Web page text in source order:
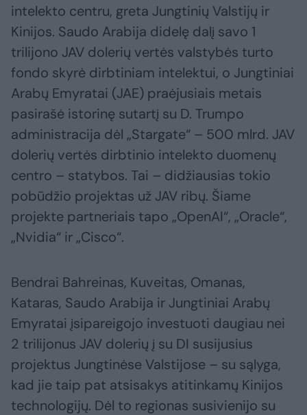
intelekto centru, greta Jungtinių Valstijų ir
Kinijos. Saudo Arabija didelę dalį savo 1
trilijono JAV dolerių vertės valstybės turto
fondo skyrė dirbtiniam intelektui, o Jungtiniai
Arabų Emyratai (JAE) praėjusiais metais
pasirašė istorinę sutartį su D. Trumpo
administracija dėl „Stargate“ – 500 mlrd. JAV
dolerių vertės dirbtinio intelekto duomenų
centro – statybos. Tai – didžiausias tokio
pobūdžio projektas už JAV ribų. Šiame
projekte partneriais tapo „OpenAI“, „Oracle“,
„Nvidia“ ir „Cisco“.
Bendrai Bahreinas, Kuveitas, Omanas,
Kataras, Saudo Arabija ir Jungtiniai Arabų
Emyratai įsipareigojo investuoti daugiau nei
2 trilijonus JAV dolerių į su DI susijusius
projektus Jungtinėse Valstijose – su sąlyga,
kad jie taip pat atsisakys atitinkamų Kinijos
technologijų. Dėl to regionas susivienijo su